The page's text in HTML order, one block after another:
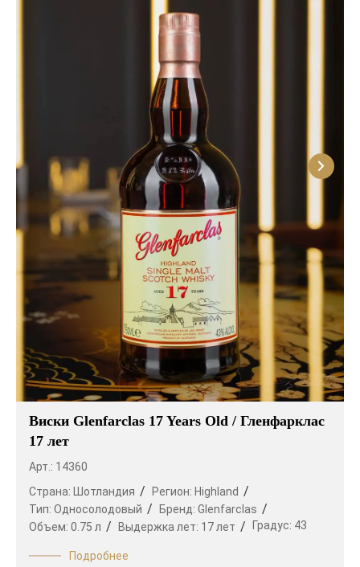
Виски Glenfarclas 17 Years Old / Гленфарклас
17 лет
Арт.: 14360
Страна:
Шотландия Регион: Highland
Тип: Односолодовый Бренд: Glenfarclas
Объем: 0.75 л Выдержка лет: 17 лет Градус: 43
Подробнее